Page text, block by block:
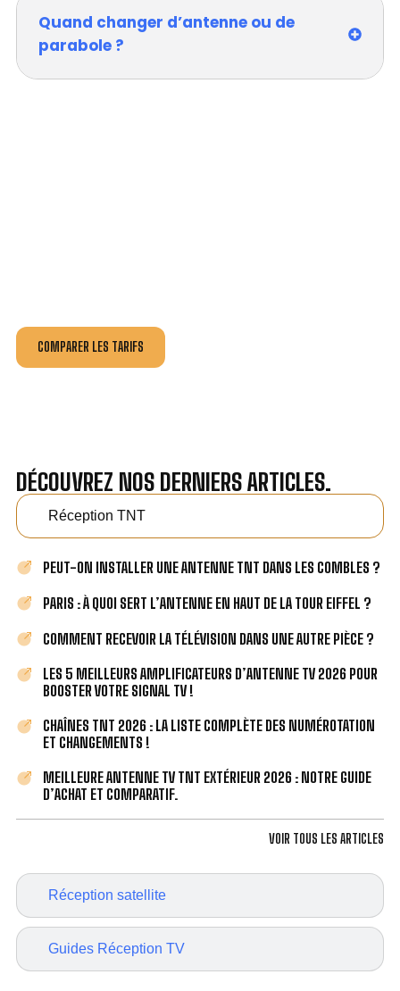
Quand changer d’antenne ou de
parabole ?
COMPARER LES TARIFS
DÉCOUVREZ NOS DERNIERS ARTICLES.
Réception TNT
Réception satellite
Guides Réception TV
PEUT-ON INSTALLER UNE ANTENNE TNT DANS LES COMBLES ?
PARIS : À QUOI SERT L’ANTENNE EN HAUT DE LA TOUR EIFFEL ?
COMMENT RECEVOIR LA TÉLÉVISION DANS UNE AUTRE PIÈCE ?
LES 5 MEILLEURS AMPLIFICATEURS D’ANTENNE TV 2026 POUR
BOOSTER VOTRE SIGNAL TV !
CHAÎNES TNT 2026 : LA LISTE COMPLÈTE DES NUMÉROTATION
ET CHANGEMENTS !
MEILLEURE ANTENNE TV TNT EXTÉRIEUR 2026 : NOTRE GUIDE
D’ACHAT ET COMPARATIF.
VOIR TOUS LES ARTICLES